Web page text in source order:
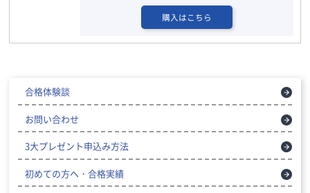
購入はこちら
合格体験談
お問い合わせ
3大プレゼント申込み方法
初めての方へ・合格実績